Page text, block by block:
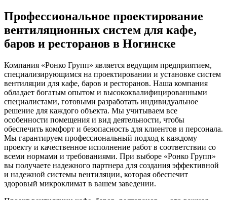
Профессиональное проектирование
вентиляционных систем для кафе,
баров и ресторанов в Ногинске
Компания «Ронко Групп» является ведущим предприятием,
специализирующимся на проектировании и установке систем
вентиляции для кафе, баров и ресторанов. Наша компания
обладает богатым опытом и высококвалифицированными
специалистами, готовыми разработать индивидуальное
решение для каждого объекта. Мы учитываем все
особенности помещения и вид деятельности, чтобы
обеспечить комфорт и безопасность для клиентов и персонала.
Мы гарантируем профессиональный подход к каждому
проекту и качественное исполнение работ в соответствии со
всеми нормами и требованиями. При выборе «Ронко Групп»
вы получаете надежного партнера для создания эффективной
и надежной системы вентиляции, которая обеспечит
здоровый микроклимат в вашем заведении.